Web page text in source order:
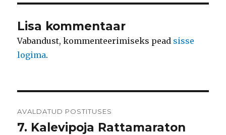
Lisa kommentaar
Vabandust, kommenteerimiseks pead sisse
logima.
AVALDATUD POSTITUSES
7. Kalevipoja Rattamaraton